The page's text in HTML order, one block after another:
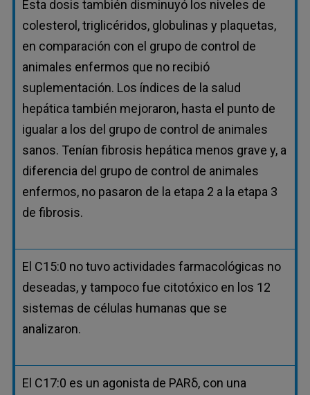
Esta dosis también disminuyó los niveles de
colesterol, triglicéridos, globulinas y plaquetas,
en comparación con el grupo de control de
animales enfermos que no recibió
suplementación. Los índices de la salud
hepática también mejoraron, hasta el punto de
igualar a los del grupo de control de animales
sanos. Tenían fibrosis hepática menos grave y, a
diferencia del grupo de control de animales
enfermos, no pasaron de la etapa 2 a la etapa 3
de fibrosis.
El C15:0 no tuvo actividades farmacológicas no
deseadas, y tampoco fue citotóxico en los 12
sistemas de células humanas que se
analizaron.
El C17:0 es un agonista de PARδ, con una